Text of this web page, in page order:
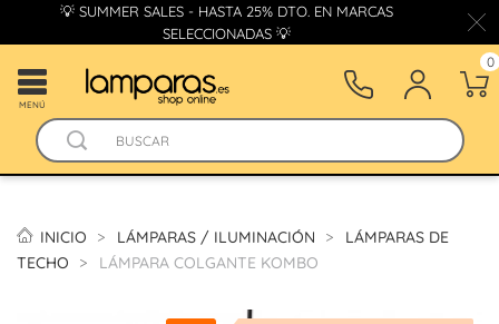
💡 SUMMER SALES - HASTA 25% DTO. EN MARCAS
SELECCIONADAS 💡
MENÚ
0
INICIO LÁMPARAS / ILUMINACIÓN
LÁMPARAS DE
TECHO
LÁMPARA COLGANTE KOMBO